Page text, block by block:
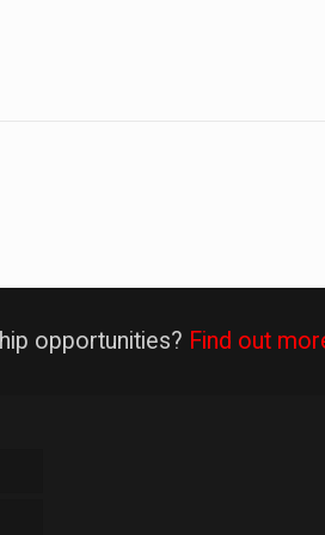
opportunities? Find out